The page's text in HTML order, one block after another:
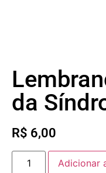
da
R$ 6,00
Adicionar